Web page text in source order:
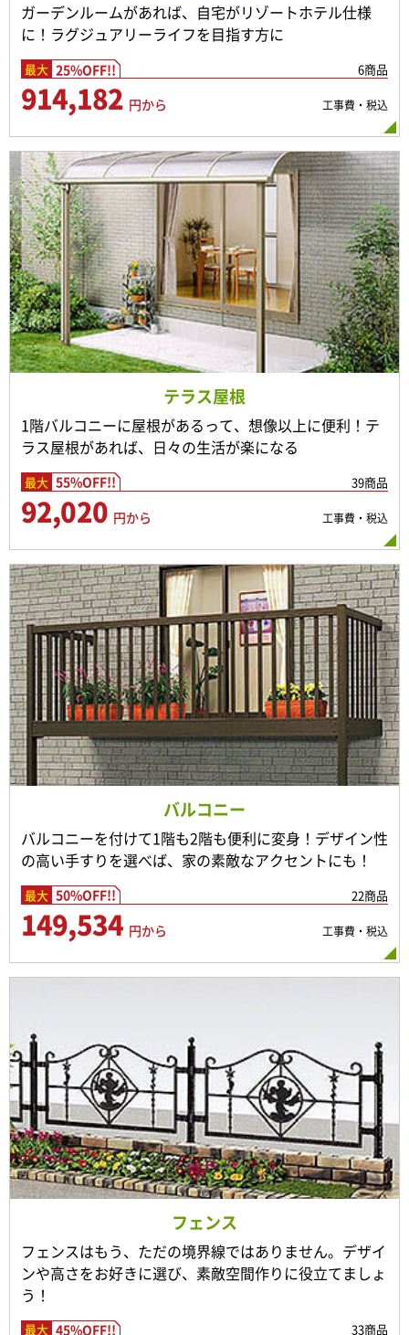
ガーデンルームがあれば、自宅がリゾートホテル仕様
に！ラグジュアリーライフを目指す方に
最大 25%OFF!! 6商品
914,182 円から 工事費・税込
テラス屋根
1階バルコニーに屋根があるって、想像以上に便利！テ
ラス屋根があれば、日々の生活が楽になる
最大 55%OFF!! 39商品
92,020 円から 工事費・税込
バルコニー
バルコニーを付けて1階も2階も便利に変身！デザイン性
の高い手すりを選べば、家の素敵なアクセントにも！
最大 50%OFF!! 22商品
149,534 円から 工事費・税込
フェンス
フェンスはもう、ただの境界線ではありません。デザイ
ンや高さをお好きに選び、素敵空間作りに役立てましょ
う！
最大 45%OFF!! 33商品